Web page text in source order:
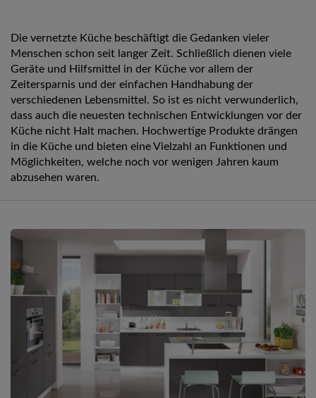
Die vernetzte Küche beschäftigt die Gedanken vieler
Menschen schon seit langer Zeit. Schließlich dienen viele
Geräte und Hilfsmittel in der Küche vor allem der
Zeitersparnis und der einfachen Handhabung der
verschiedenen Lebensmittel. So ist es nicht verwunderlich,
dass auch die neuesten technischen Entwicklungen vor der
Küche nicht Halt machen. Hochwertige Produkte drängen
in die Küche und bieten eine Vielzahl an Funktionen und
Möglichkeiten, welche noch vor wenigen Jahren kaum
abzusehen waren.